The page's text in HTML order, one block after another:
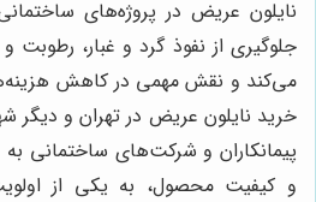
نایلون عریض در پروژه‌های
جلوگیری از نفوذ گرد و غبار،
می‌کند و نقش مهمی در کاهش
خرید نایلون عریض در تهران و دیگر
پیمانکاران و شرکت‌های ساختمانی
و کیفیت محصول، به یکی از